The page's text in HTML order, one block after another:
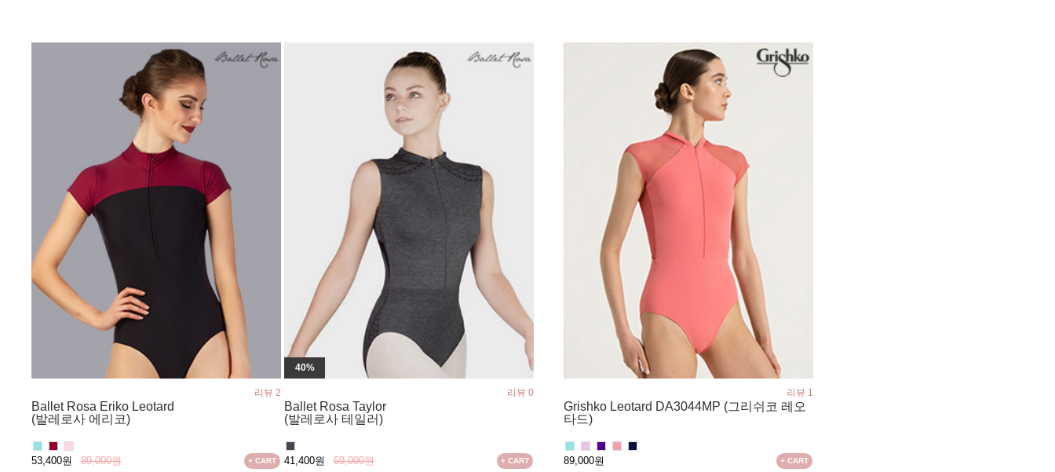
리뷰 2
Ballet Rosa Eriko Leotard
(발레로사 에리코)
53,400원 89,000원 + CART
40%
리뷰 0
Ballet Rosa Taylor
(발레로사 테일러)
41,400원 69,000원 + CART
리뷰 1
Grishko Leotard DA3044MP (그리쉬코 레오
타드)
89,000원 + CART